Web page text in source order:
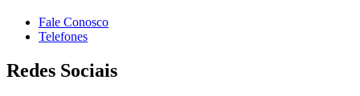
Fale Conosco
Telefones
Redes Sociais